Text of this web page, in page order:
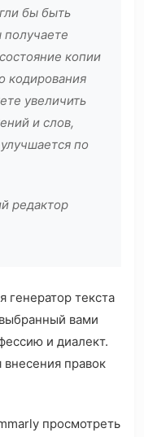
бы быть
копии
кодирования
увеличить
и слов,
по
редактор
генератор текста
вами
и диалект.
правок
просмотреть